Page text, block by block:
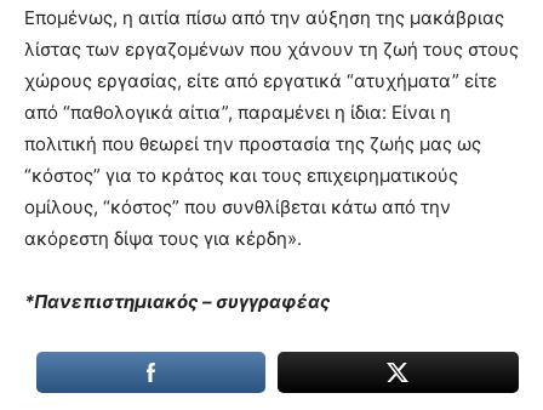
Επομένως, η αιτία πίσω από την αύξηση της μακάβριας
λίστας των εργαζομένων που χάνουν τη ζωή τους στους
χώρους εργασίας, είτε από εργατικά “ατυχήματα” είτε
από “παθολογικά αίτια”, παραμένει η ίδια: Είναι η
πολιτική που θεωρεί την προστασία της ζωής μας ως
“κόστος” για το κράτος και τους επιχειρηματικούς
ομίλους, “κόστος” που συνθλίβεται κάτω από την
ακόρεστη δίψα τους για κέρδη».
*Πανεπιστημιακός – συγγραφέας